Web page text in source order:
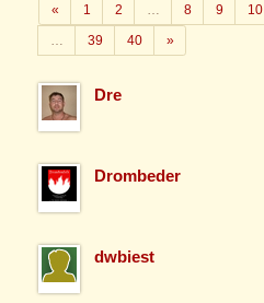
«Zurück
1 2 … 8 9 10
…
39 40 »Weiter
Dre
Drombeder
dwbiest